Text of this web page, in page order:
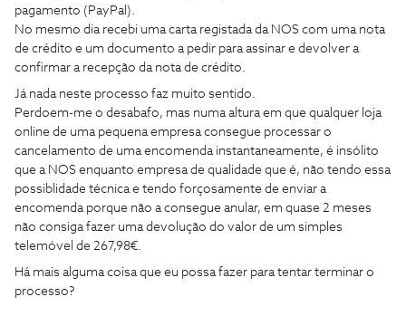
pagamento (PayPal).
No mesmo dia recebi uma carta registada da NOS com uma nota
de crédito e um documento a pedir para assinar e devolver a
confirmar a recepção da nota de crédito.
Já nada neste processo faz muito sentido.
Perdoem-me o desabafo, mas numa altura em que qualquer loja
online de uma pequena empresa consegue processar o
cancelamento de uma encomenda instantaneamente, é insólito
que a NOS enquanto empresa de qualidade que é, não tendo essa
possiblidade técnica e tendo forçosamente de enviar a
encomenda porque não a consegue anular, em quase 2 meses
não consiga fazer uma devolução do valor de um simples
telemóvel de 267,98€.
Há mais alguma coisa que eu possa fazer para tentar terminar o
processo?